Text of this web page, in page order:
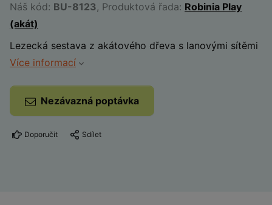
Náš kód: BU-8123, Produktová řada: Robinia Play
(akát)
Lezecká sestava z akátového dřeva s lanovými sítěmi
Více informací
Nezávazná poptávka
Doporučit Sdílet